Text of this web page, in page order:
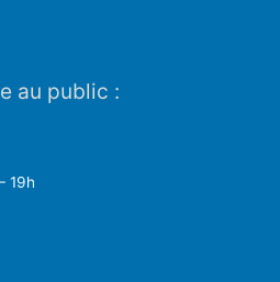
au public :
19h